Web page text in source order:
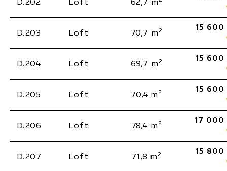
D.203 Loft 70,7 m 2
15
D.204 Loft 69,7 m 2
15
D.205 Loft 70,4 m 2
15
D.206 Loft 78,4 m 2
17 000
D.207 Loft 71,8 m 2
15